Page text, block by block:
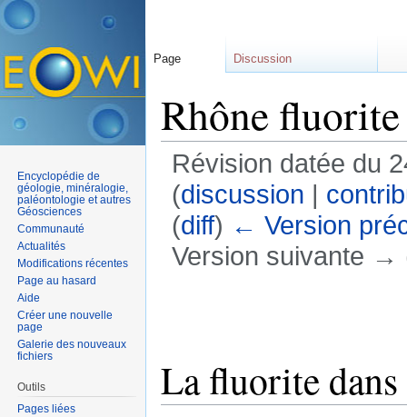
Rhône
Révision datée du
(discussion |
(diff) ← Version
Version suivante →
La fluorite
Page Discussion
Encyclopédie de
géologie, minéralogie,
paléontologie et autres
Géosciences
Communauté
Actualités
Modifications récentes
Page au hasard
Aide
Créer une nouvelle
page
Galerie des nouveaux
fichiers
Outils
Pages liées